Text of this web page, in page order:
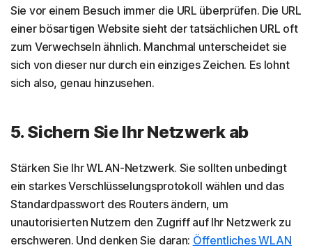
Sie vor einem Besuch immer die URL überprüfen. Die URL
einer bösartigen Website sieht der tatsächlichen URL oft
zum Verwechseln ähnlich. Manchmal unterscheidet sie
sich von dieser nur durch ein einziges Zeichen. Es lohnt
sich also, genau hinzusehen.
5. Sichern Sie Ihr Netzwerk ab
Stärken Sie Ihr WLAN-Netzwerk. Sie sollten unbedingt
ein starkes Verschlüsselungsprotokoll wählen und das
Standardpasswort des Routers ändern, um
unautorisierten Nutzern den Zugriff auf Ihr Netzwerk zu
erschweren. Und denken Sie daran: Öffentliches WLAN